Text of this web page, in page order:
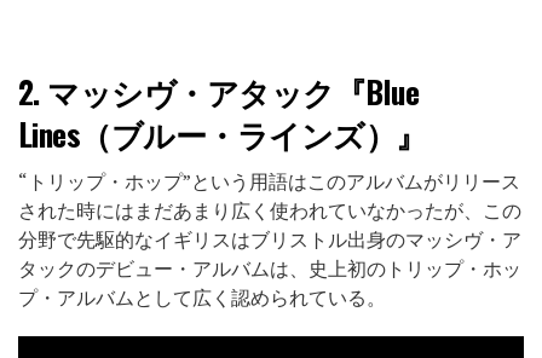
2. マッシヴ・アタック『Blue
Lines（ブルー・ラインズ）』
“トリップ・ホップ”という用語はこのアルバムがリリース
された時にはまだあまり広く使われていなかったが、この
分野で先駆的なイギリスはブリストル出身のマッシヴ・ア
タックのデビュー・アルバムは、史上初のトリップ・ホッ
プ・アルバムとして広く認められている。